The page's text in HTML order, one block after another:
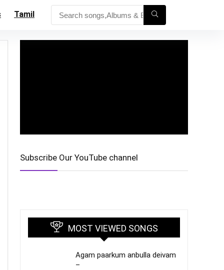
Tamil
Subscribe Our YouTube channel
MOST VIEWED SONGS
Agam paarkum anbulla deivam
–